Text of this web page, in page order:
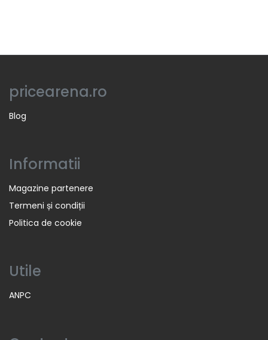
pricearena.ro
Blog
Informatii
Magazine partenere
Termeni și condiții
Politica de cookie
Utile
ANPC